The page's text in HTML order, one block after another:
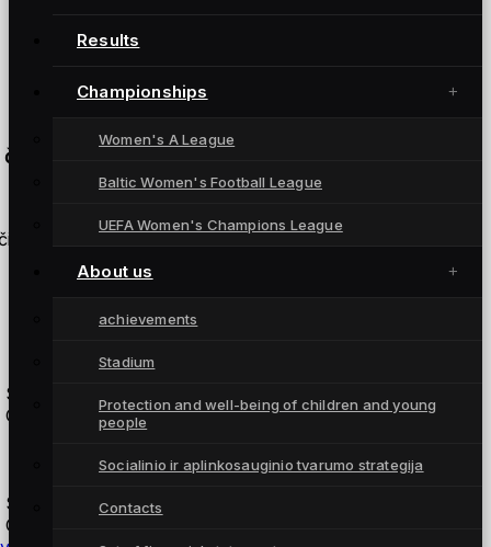
Results
Championships
Women's A League
Baltic Women's Football League
UEFA Women's Champions League
About us
achievements
Stadium
Protection and well-being of children and young
people
Socialinio ir aplinkosauginio tvarumo strategija
Contacts
Joniškio miesto stadionas
čempionatas
coaches